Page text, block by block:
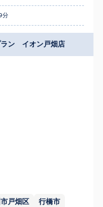
分
ラン イオン戸畑店
戸畑区
行橋市